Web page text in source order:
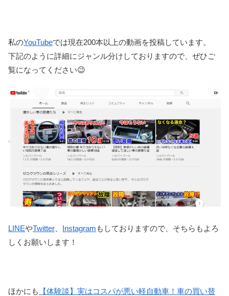
私のYouTubeでは現在200本以上の動画を投稿しています。
下記のように詳細にジャンル分けしておりますので、ぜひご
覧になってください😉
LINEやTwitter Instagram もしておりますので、そちらもよろ
しくお願いします！
ほかにも
【体験談】実はコスパが悪い軽自動車！車の買い替